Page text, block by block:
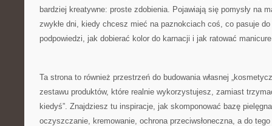
bardziej kreatywne: proste zdobienia. Pojawiają się pomysły na
zwykłe dni, kiedy chcesz mieć na paznokciach coś, co pasuje
podpowiedzi, jak dobierać kolor do karnacji i jak ratować
Ta strona to również przestrzeń do budowania własnej
zestawu produktów, które realnie wykorzystujesz, zamiast
kiedyś”. Znajdziesz tu inspiracje, jak skomponować bazę
oczyszczanie, kremowanie, ochrona przeciwsłoneczna, a do